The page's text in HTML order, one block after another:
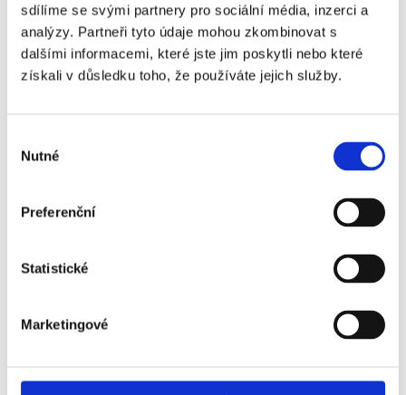
sdílíme se svými partnery pro sociální média, inzerci a
analýzy. Partneři tyto údaje mohou zkombinovat s
dalšími informacemi, které jste jim poskytli nebo které
získali v důsledku toho, že používáte jejich služby.
souhlasu
Nutné
Preferenční
Statistické
Marketingové
- Coventry City - VIP
Travel Club Gold
Tottenham Hotspur
- Coventry City - VIP
+5 990 Kč
- Coventry City - VIP
+10 280 Kč
Tottenham Hotspur - popis vstupenek ↓
Vstupenka VIP Travel Club - 2. kategorie obsahuje: